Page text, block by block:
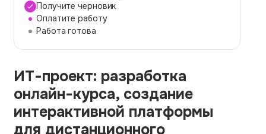
Темы работ
О сервисе
О компании
Наши гарантии
Порядок оплаты
Контакты
Получите черновик
Оплатите работу
Работа готова
ИТ-проект: разработка
онлайн-курса, создание
интерактивной платформы
для дистанционного